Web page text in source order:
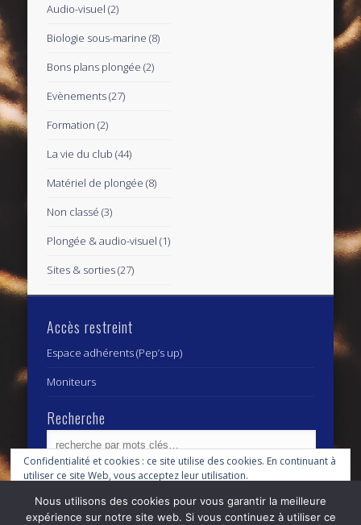
Audio-visuel (2)
Biologie sous-marine (8)
Bons plans plongée (2)
Evènements(27)
Formation (2)
La vie du club (44)
Matériel de plongée (8)
Non classé (3)
Plongée & audio-visuel (1)
Sites & sorties(27)
Accès restreint
Espace adhérents (Pep’s up)
Moniteurs
Recherche
Archives
Archives
Confidentialité et cookies : ce site utilise des cookies. En continuant à
utiliser ce site Web, vous acceptez leur utilisation.
Pour en savoir plus, notamment sur la façon de contrôler les cookies,
consultez :Politique relative aux cookies
Nous utilisons des cookies pour vous garantir la meilleure
expérience sur notre site web. Si vous continuez à utiliser ce